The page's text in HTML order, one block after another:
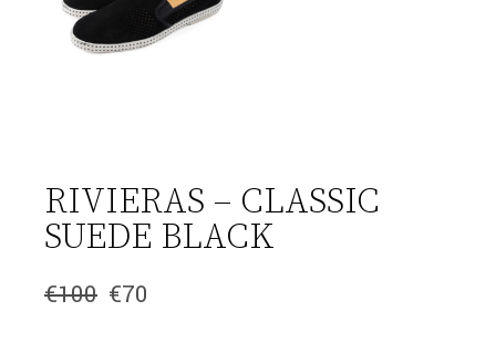
RIVIERAS – CLASSIC
SUEDE BLACK
€100
Original
€70
Η